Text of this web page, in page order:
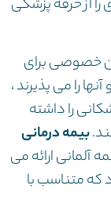
از حرفه پزشکی
خصوصی برای
را می پذیرند ،
را داشته
بیمه درمانی
بیمه آلمانی ارائه می
که متناسب با